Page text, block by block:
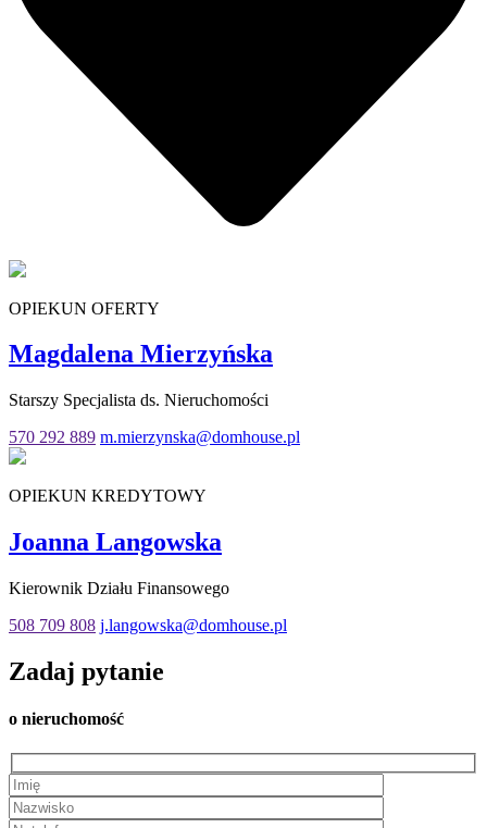
OPIEKUN OFERTY
Magdalena Mierzyńska
Starszy Specjalista ds. Nieruchomości
570 292 889 m.mierzynska@domhouse.pl
OPIEKUN KREDYTOWY
Joanna Langowska
Kierownik Działu Finansowego
508 709 808 j.langowska@domhouse.pl
Zadaj pytanie
o nieruchomość